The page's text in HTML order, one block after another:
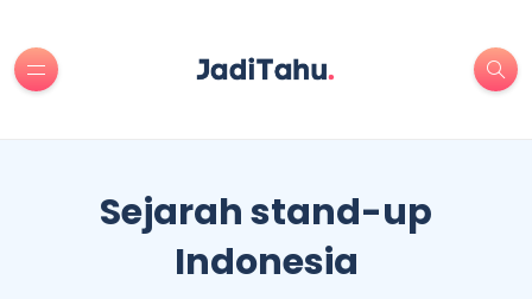
Sejarah stand-up
Indonesia